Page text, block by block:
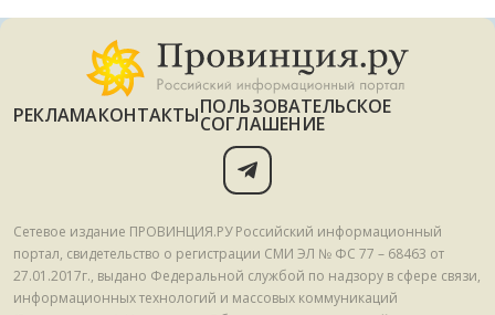
РЕКЛАМАКОНТАКТЫПОЛЬЗОВАТЕЛЬСКОЕ
СОГЛАШЕНИЕ
Сетевое издание ПРОВИНЦИЯ.РУ Российский информационный
портал, свидетельство о регистрации СМИ ЭЛ № ФС 77 – 68463 от
27.01.2017г., выдано Федеральной службой по надзору в сфере связи,
информационных технологий и массовых коммуникаций